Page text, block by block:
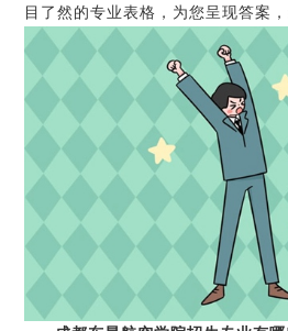
目了然的专业表格，为您呈现答案